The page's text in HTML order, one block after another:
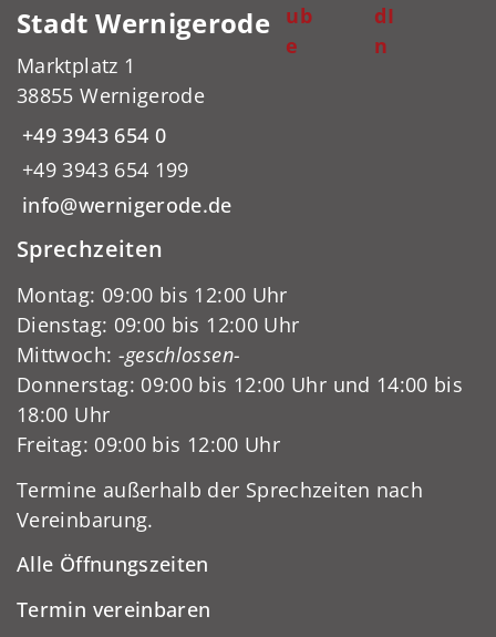
ub
e
dI
n
Stadt Wernigerode
Marktplatz 1
38855 Wernigerode
+49 3943 654 0
+49 3943 654 199
info@wernigerode.de
Sprechzeiten
Montag: 09:00 bis 12:00 Uhr
Dienstag: 09:00 bis 12:00 Uhr
Mittwoch: -geschlossen-
Donnerstag: 09:00 bis 12:00 Uhr und 14:00 bis
18:00 Uhr
Freitag: 09:00 bis 12:00 Uhr
Termine außerhalb der Sprechzeiten nach
Vereinbarung.
Alle Öffnungszeiten
Termin vereinbaren